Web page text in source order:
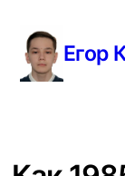
содержимому
Егор